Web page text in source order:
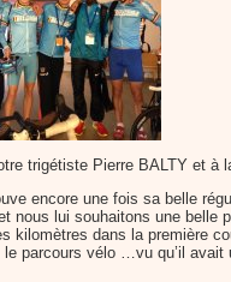
trigétiste Pierre BALTY et à
encore une fois sa belle
lui souhaitons une belle
kilomètres dans la première
parcours vélo …vu qu’il